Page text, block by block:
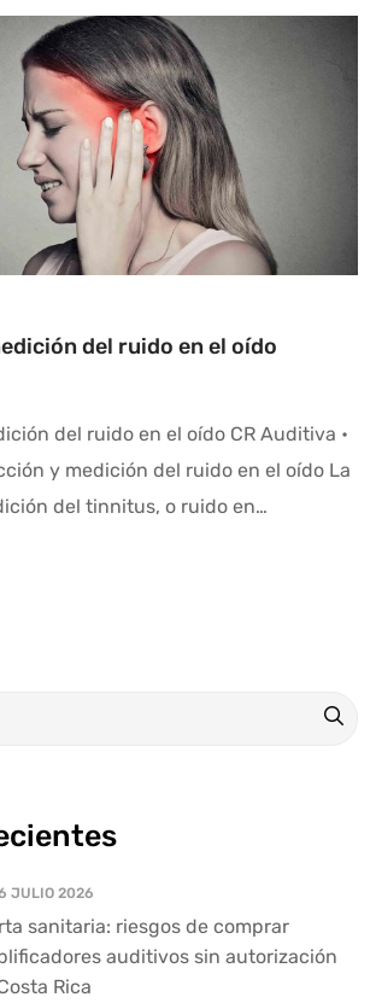
del ruido en el oído
del ruido en el oído CR Auditiva •
y medición del ruido en el oído La
del tinnitus, o ruido en…
JULIO 2026
sanitaria: riesgos de comprar
auditivos sin autorización
Rica